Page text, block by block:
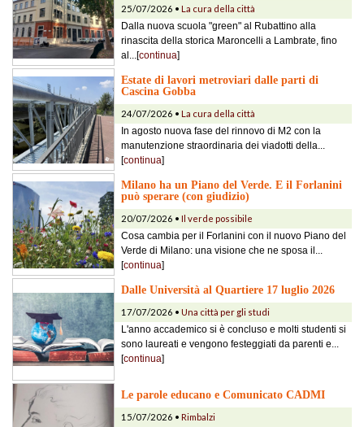
25/07/2026 • La cura della città
Dalla nuova scuola "green" al Rubattino alla
rinascita della storica Maroncelli a Lambrate, fino
al...[continua]
Estate di lavori metroviari dalle parti di
Cascina Gobba
24/07/2026 • La cura della città
In agosto nuova fase del rinnovo di M2 con la
manutenzione straordinaria dei viadotti della...
[continua]
Milano ha un Piano del Verde. E il Forlanini
può sperare (con giudizio)
20/07/2026 • Il verde possibile
Cosa cambia per il Forlanini con il nuovo Piano del
Verde di Milano: una visione che ne sposa il...
[continua]
Dalle Università al Quartiere 17 luglio 2026
17/07/2026 • Una città per gli studi
L'anno accademico si è concluso e molti studenti si
sono laureati e vengono festeggiati da parenti e...
[continua]
Le parole educano e Comunicato CADMI
15/07/2026 • Rimbalzi